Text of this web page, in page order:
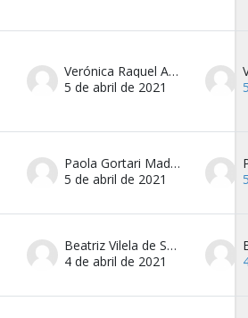
Verónica Raquel Avalos Castro Menezes
5 de abril de 2021
Paola Gortari Madrid
5 de abril de 2021
Beatriz Vilela de Souza
4 de abril de 2021